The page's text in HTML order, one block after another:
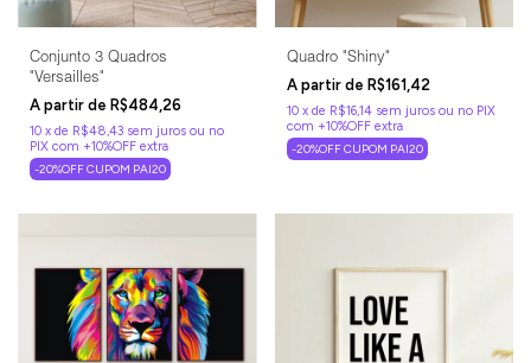
Conjunto 3 Quadros
"Versailles"
R$484,26
10 x de R$48,43 sem juros
-20%OFF CUPOM PAI20
Quadro "Shiny"
R$161,42
10 x de R$16,14 sem juros
-20%OFF CUPOM PAI20